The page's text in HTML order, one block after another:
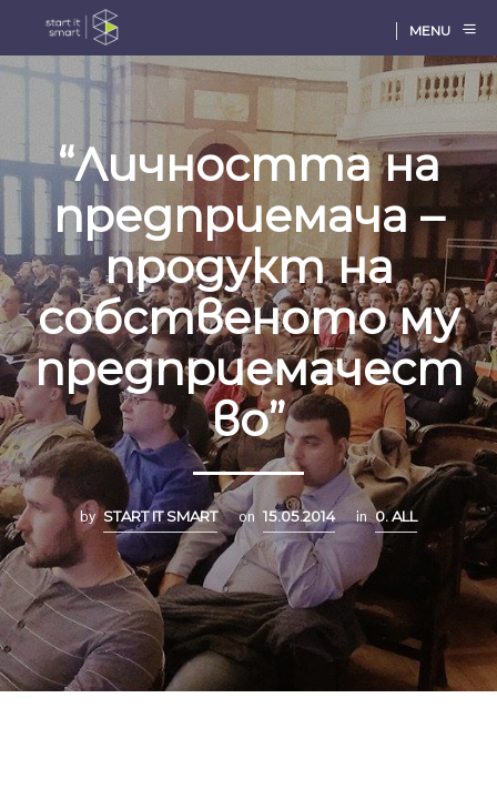
MENU
“Личността на
предприемача –
продукт на
собственото му
предприемачест
во”
by START IT SMART on 15.05.2014 in 0. ALL